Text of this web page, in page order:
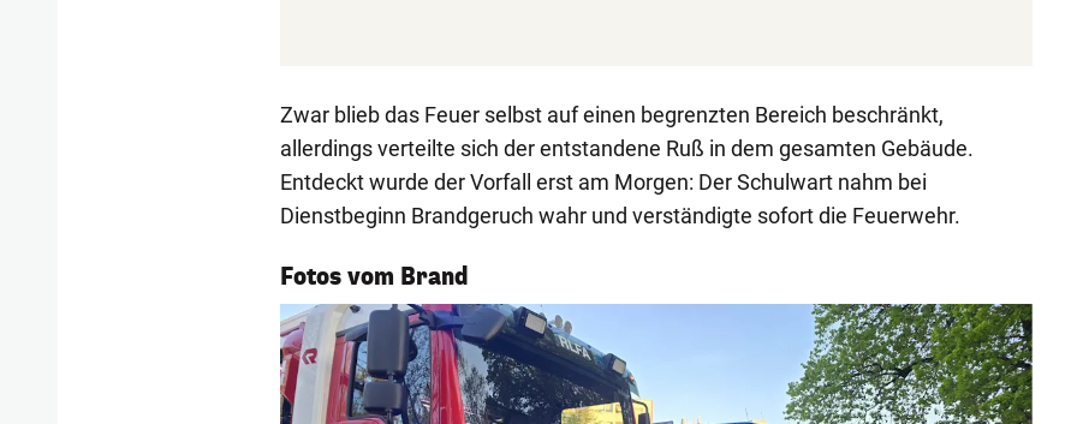
Zwar blieb das Feuer selbst auf einen begrenzten Bereich beschränkt,
allerdings verteilte sich der entstandene Ruß in dem gesamten Gebäude.
Entdeckt wurde der Vorfall erst am Morgen: Der Schulwart nahm bei
Dienstbeginn Brandgeruch wahr und verständigte sofort die Feuerwehr.
Fotos vom Brand
1/7